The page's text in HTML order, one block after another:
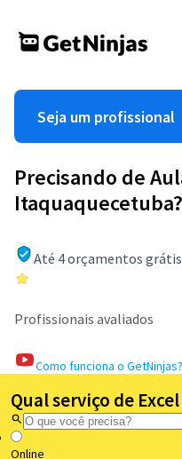
Seja um profissional
Precisando de
Itaquaquecetuba?
Até 4 orçamentos
Profissionais avaliados
Como funciona o GetNinjas?
Qual serviço de
Online